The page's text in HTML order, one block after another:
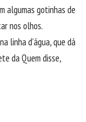
algumas gotinhas de
nos olhos.
linha d’água, que dá
da Quem disse,